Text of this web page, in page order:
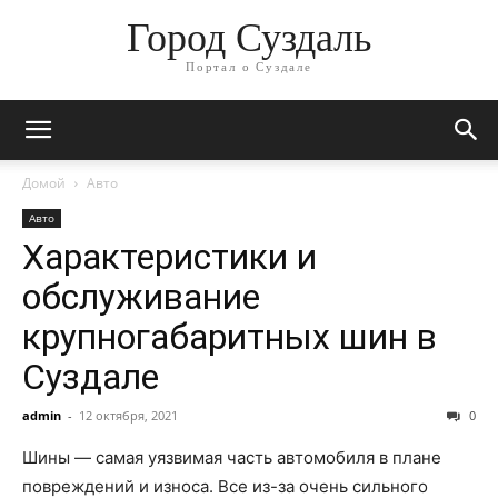
Город Суздаль
Портал о Суздале
Домой Авто
Авто
Характеристики и
обслуживание
крупногабаритных шин в
Суздале
admin - 12 октября, 2021 0
Шины — самая уязвимая часть автомобиля в плане
повреждений и износа. Все из-за очень сильного